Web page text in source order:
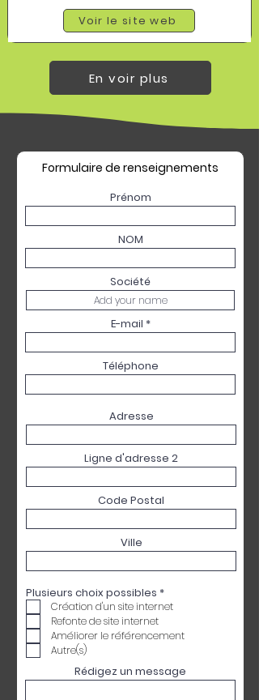
Voir le site web
En voir plus
Formulaire de renseignements
Prénom
NOM
Société
E-mail
Téléphone
Adresse
Ligne d'adresse 2
Code Postal
Ville
Plusieurs choix possibles *O
b
l
g
o
i
Création d'un site internet
Refonte de site internet
Améliorer le référencement
Autre(s)
Rédigez un message